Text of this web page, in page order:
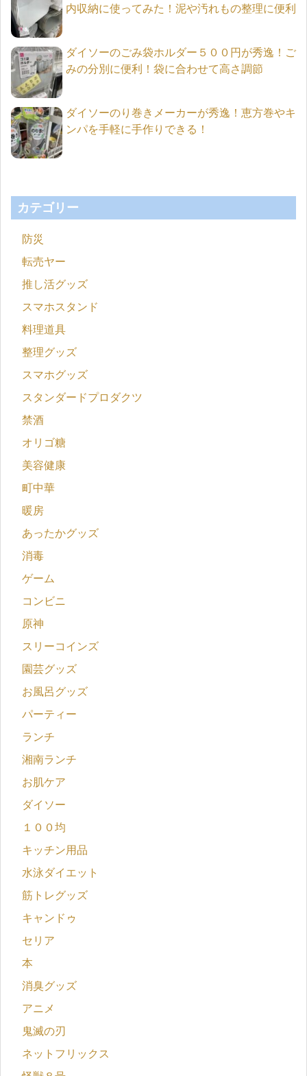
内収納に使ってみた！泥や汚れもの整理に便利
ダイソーのごみ袋ホルダー５００円が秀逸！ご
みの分別に便利！袋に合わせて高さ調節
ダイソーのり巻きメーカーが秀逸！恵方巻やキ
ンパを手軽に手作りできる！
カテゴリー
防災
転売ヤー
推し活グッズ
スマホスタンド
料理道具
整理グッズ
スマホグッズ
スタンダードプロダクツ
禁酒
オリゴ糖
美容健康
町中華
暖房
あったかグッズ
消毒
ゲーム
コンビニ
原神
スリーコインズ
園芸グッズ
お風呂グッズ
パーティー
ランチ
湘南ランチ
お肌ケア
ダイソー
１００均
キッチン用品
水泳ダイエット
筋トレグッズ
キャンドゥ
セリア
本
消臭グッズ
アニメ
鬼滅の刃
ネットフリックス